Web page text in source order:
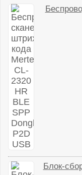
Блок-